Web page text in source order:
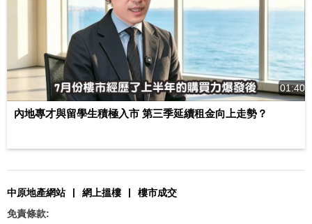
01:40
內地專才與留學生積極入市 第三季延續租金向上走勢？
中原地產網站 | 網上搵樓 |
樓市成交
免責條款: